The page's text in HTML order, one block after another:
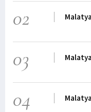
02
03
04